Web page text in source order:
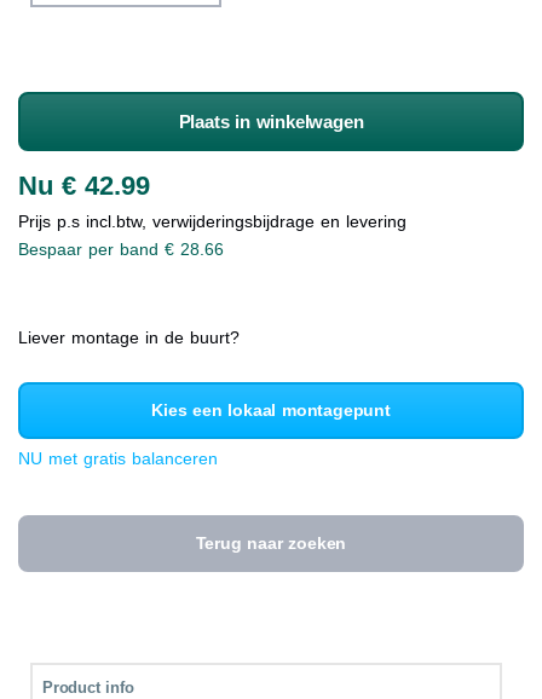
Plaats in winkelwagen
Nu € 42.99
Prijs p.s incl.btw, verwijderingsbijdrage en levering
Bespaar per band € 28.66
Liever montage in de buurt?
Kies een lokaal montagepunt
NU met gratis balanceren
Terug naar zoeken
Product info